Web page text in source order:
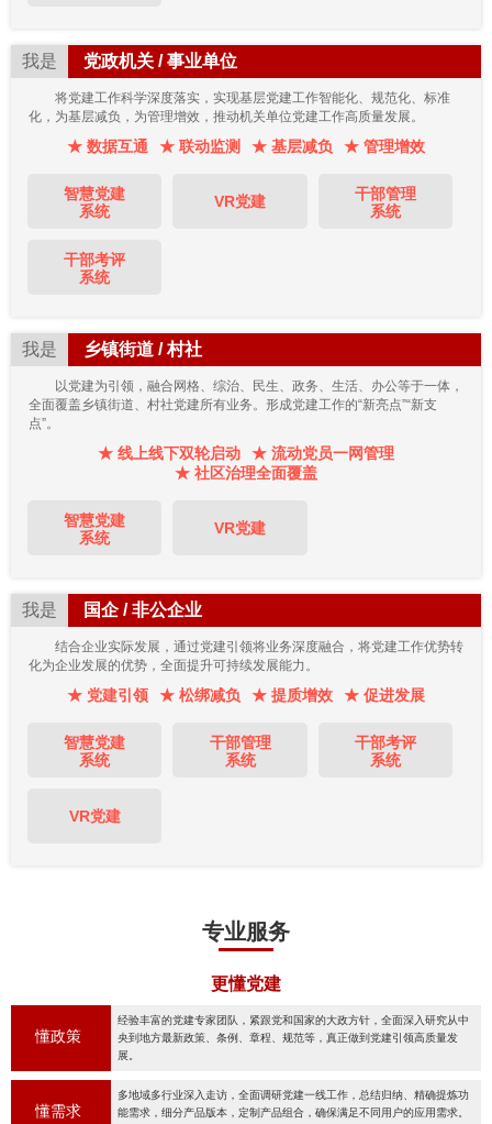
我是 党政机关 / 事业单位
将党建工作科学深度落实，实现基层党建工作智能化、规范化、标准
化，为基层减负，为管理增效，推动机关单位党建工作高质量发展。
★ 数据互通 ★ 联动监测 ★ 基层减负 ★ 管理增效
智慧党建
系统
VR党建
干部管理
系统
干部考评
系统
我是 乡镇街道 / 村社
以党建为引领，融合网格、综治、民生、政务、生活、办公等于一体，
全面覆盖乡镇街道、村社党建所有业务。形成党建工作的“新亮点”“新支
点”。
★ 线上线下双轮启动
★ 流动党员一网管理
★ 社区治理全面覆盖
智慧党建
系统
VR党建
我是 国企 / 非公企业
结合企业实际发展，通过党建引领将业务深度融合，将党建工作优势转
化为企业发展的优势，全面提升可持续发展能力。
★ 党建引领 ★ 松绑减负 ★ 提质增效 ★ 促进发展
智慧党建
系统
干部管理
系统
干部考评
系统
VR党建
专业服务
更懂党建
懂政策
经验丰富的党建专家团队，紧跟党和国家的大政方针，全面深入研究从中
央到地方最新政策、条例、章程、规范等，真正做到党建引领高质量发
展。
懂需求
多地域多行业深入走访，全面调研党建一线工作，总结归纳、精确提炼功
能需求，细分产品版本，定制产品组合，确保满足不同用户的应用需求。